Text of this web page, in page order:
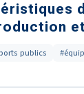
publics